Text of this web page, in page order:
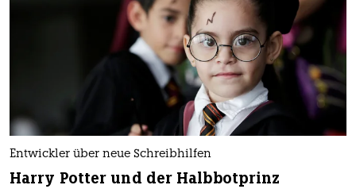
Entwickler über neue Schreibhilfen
Harry Potter und der Halbbotprinz